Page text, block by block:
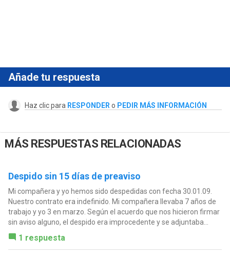
Añade tu respuesta
Haz clic para RESPONDER o PEDIR MÁS INFORMACIÓN
MÁS RESPUESTAS RELACIONADAS
Despido sin 15 días de preaviso
Mi compañera y yo hemos sido despedidas con fecha 30.01.09.
Nuestro contrato era indefinido. Mi compañera llevaba 7 años de
trabajo y yo 3 en marzo. Según el acuerdo que nos hicieron firmar
sin aviso alguno, el despido era improcedente y se adjuntaba...
1 respuesta